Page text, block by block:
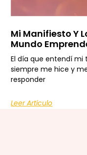
Mi Manifiesto Y
Mundo
El día que entendí mi
siempre me hice y
responder
Leer Artículo